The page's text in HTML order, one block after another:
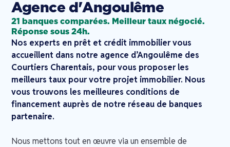
Agence d'Angoulême
21 banques comparées. Meilleur taux négocié.
Réponse sous 24h.
Nos experts en prêt et crédit immobilier vous
accueillent dans notre agence d’Angoulême des
Courtiers Charentais, pour vous proposer les
meilleurs taux pour votre projet immobilier. Nous
vous trouvons les meilleures conditions de
financement auprès de notre réseau de banques
partenaire.
Nous mettons tout en œuvre via un ensemble de